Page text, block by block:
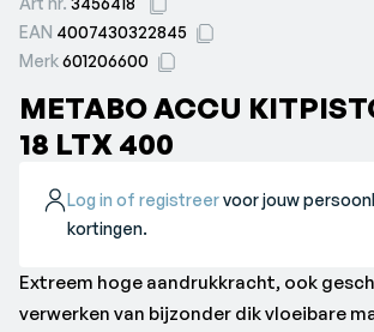
EAN 4007430322845
Merk601206600
METABO ACCU
18 LTX 400
Log in of registreervoor jouw
kortingen.
Extreem hoge aandrukkracht, ook
verwerken van bijzonder dik vloeibare